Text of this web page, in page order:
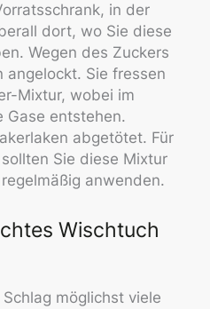
in der
dort, wo Sie diese
Wegen des Zuckers
angelockt. Sie fressen
Mixtur, wobei im
Gase entstehen.
abgetötet. Für
Sie diese Mixtur
anwenden.
Wischtuch
möglichst viele